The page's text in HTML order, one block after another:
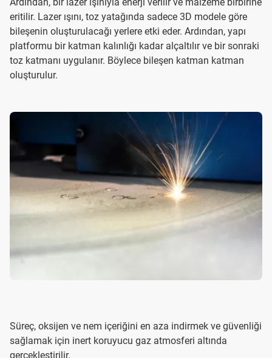
eritilir. Lazer ışını, toz yatağında sadece 3D modele göre
bileşenin oluşturulacağı yerlere etki eder. Ardından, yapı
platformu bir katman kalınlığı kadar alçaltılır ve bir sonraki
toz katmanı uygulanır. Böylece bileşen katman katman
oluşturulur.
Süreç, oksijen ve nem içeriğini en aza indirmek ve güvenliği
sağlamak için inert koruyucu gaz atmosferi altında
gerçekleştirilir.